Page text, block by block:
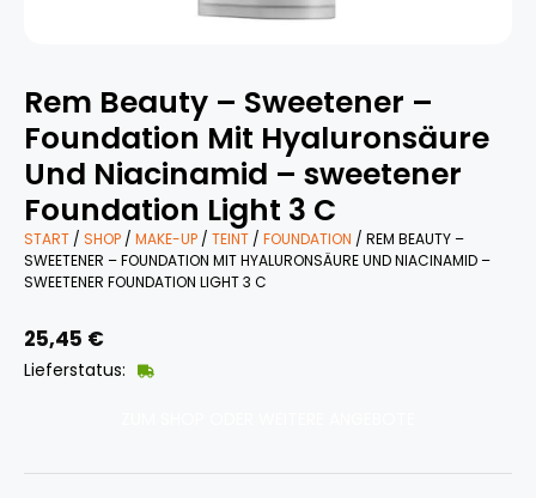
Rem Beauty – Sweetener –
Foundation Mit Hyaluronsäure
Und Niacinamid – sweetener
Foundation Light 3 C
START / SHOP / MAKE-UP / TEINT / FOUNDATION / REM BEAUTY –
SWEETENER – FOUNDATION MIT HYALURONSÄURE UND NIACINAMID –
SWEETENER FOUNDATION LIGHT 3 C
25,45 €
Lieferstatus: